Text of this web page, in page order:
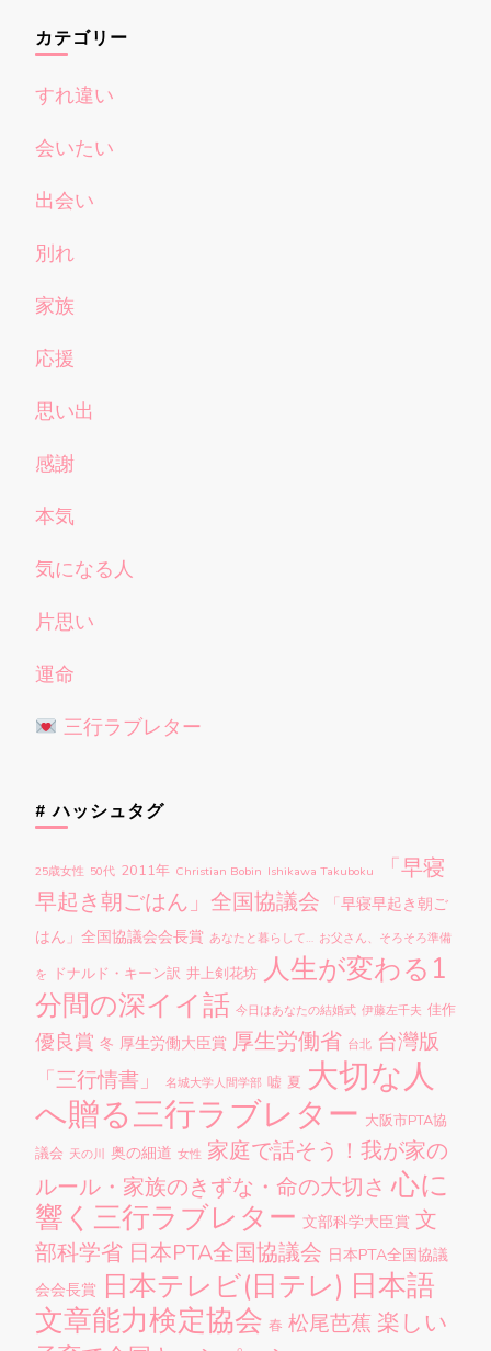
カテゴリー
すれ違い
会いたい
出会い
別れ
家族
応援
思い出
感謝
本気
気になる人
片思い
運命
三行ラブレター
# ハッシュタグ
25歳女性 50代 2011年 Christian Bobin Ishikawa Takuboku
「早寝
早起き朝ごはん」全国協議会
「早寝早起き朝ご
はん」全国協議会会長賞 あなたと暮らして… お父さん、そろそろ準備
を ドナルド・キーン訳 井上剣花坊 人生が変わる1
分間の深イイ話 今日はあなたの結婚式 伊藤左千夫 佳作
優良賞 冬 厚生労働大臣賞 厚生労働省 台北 台灣版
「三行情書」
名城大学人間学部 嘘 夏 大切な人
へ贈る三行ラブレター 大阪市PTA協
議会 天の川 奥の細道 女性 家庭で話そう！我が家の
ルール・家族のきずな・命の大切さ 心に
響く三行ラブレター 文部科学大臣賞 文
部科学省 日本PTA全国協議会 日本PTA全国協議
会会長賞 日本テレビ(日テレ) 日本語
文章能力検定協会 春 松尾芭蕉 楽しい